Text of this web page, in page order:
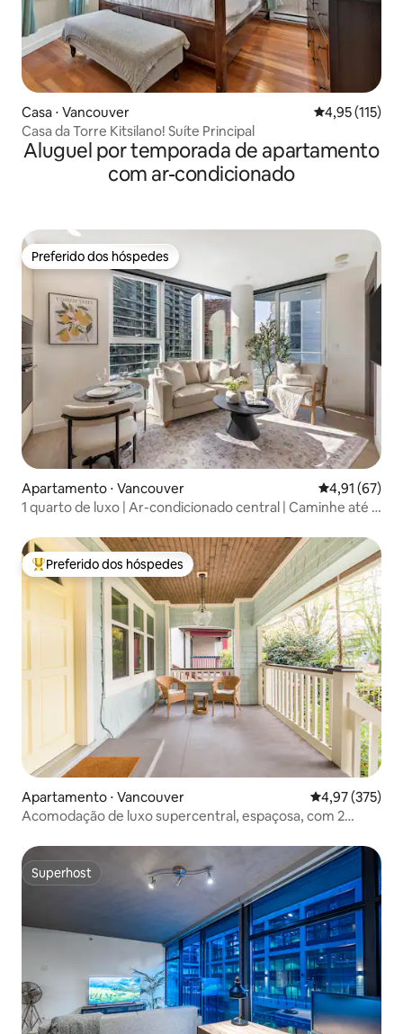
Casa ⋅ Vancouver 4,95 de uma
4,95 (115)
Casa da Torre Kitsilano! Suíte Principal
Aluguel por temporada de apartamento
com ar-condicionado
Preferido dos hóspedes
Preferido dos hóspedes
Apartamento ⋅ Vancouver 4,91 de uma
4,91 (67)
1 quarto de luxo | Ar-condicionado central | Caminhe até o
Entre os melhores preferidos dos hóspedes
Preferido dos hóspedes
Apartamento ⋅ Vancouver 4,97 de uma
4,97 (375)
Acomodação de luxo supercentral, espaçosa, com 2
Superhost
Superhost